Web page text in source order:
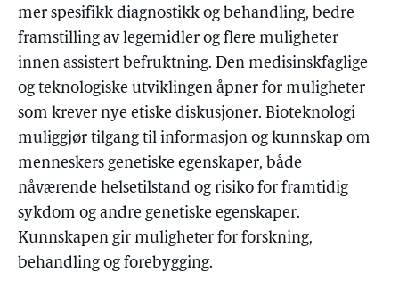
mer spesifikk diagnostikk og behandling, bedre
framstilling av legemidler og flere muligheter
innen assistert befruktning. Den medisinskfaglige
og teknologiske utviklingen åpner for muligheter
som krever nye etiske diskusjoner. Bioteknologi
muliggjør tilgang til informasjon og kunnskap om
menneskers genetiske egenskaper, både
nåværende helsetilstand og risiko for framtidig
sykdom og andre genetiske egenskaper.
Kunnskapen gir muligheter for forskning,
behandling og forebygging.